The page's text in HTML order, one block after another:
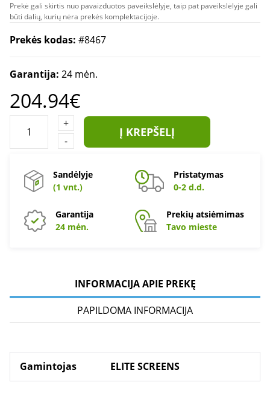
Prekė gali skirtis nuo pavaizduotos paveikslėlyje, taip pat paveikslėlyje gali
būti dalių, kurių nėra prekės komplektacijoje.
Prekės kodas: #8467
Garantija: 24 mėn.
204.94€
+
-
Į KREPŠELĮ
Sandėlyje
(1 vnt.)
Pristatymas
0-2 d.d.
Garantija
24 mėn.
Prekių atsiėmimas
Tavo mieste
INFORMACIJA APIE PREKĘ
PAPILDOMA INFORMACIJA
Gamintojas ELITE SCREENS